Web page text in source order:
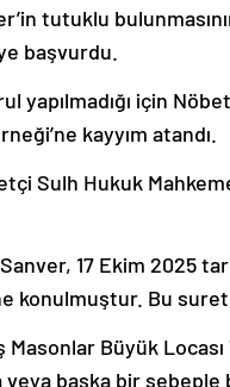
tutuklu
başvurdu.
yapılmadığı için
kayyım atandı.
Sulh Hukuk
Sanver, 17 Ekim 2025
konulmuştur. Bu
Büyük
başka bir